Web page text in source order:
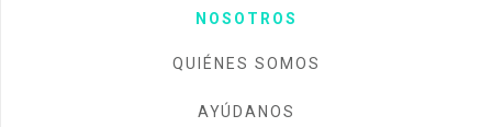
NOSOTROS
QUIÉNES SOMOS
AYÚDANOS